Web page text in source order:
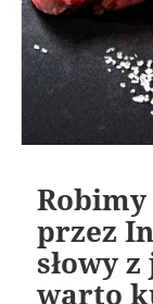
przez
słowy
warto